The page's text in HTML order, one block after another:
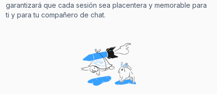
garantizará que cada sesión sea placentera y memorable para
ti y para tu compañero de chat.